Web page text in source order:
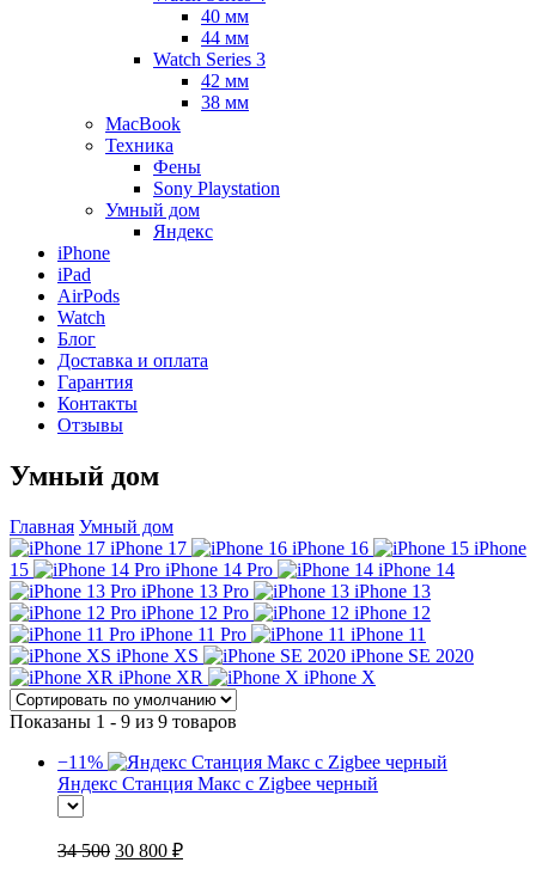
40 мм
44 мм
Watch Series 3
42 мм
38 мм
MacBook
Техника
Фены
Sony Playstation
Умный дом
Яндекс
iPhone
iPad
AirPods
Watch
Блог
Доставка и оплата
Гарантия
Контакты
Отзывы
Умный дом
Главная Умный дом
iPhone 17
iPhone 16
iPhone
15
iPhone 14 Pro
iPhone 14
iPhone 13 Pro
iPhone 13
iPhone 12 Pro
iPhone 12
iPhone 11 Pro
iPhone 11
iPhone XS
iPhone SE 2020
iPhone XR
iPhone X
Показаны 1 - 9 из 9 товаров
−11%
Яндекс Станция Макс с Zigbee черный
34 500 30 800 ₽